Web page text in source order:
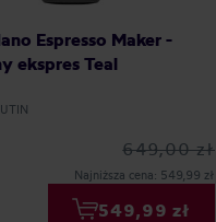
Espresso Maker -
ekspres Teal
649,00 zł
Najniższa cena: 549,99 zł
549,99 zł